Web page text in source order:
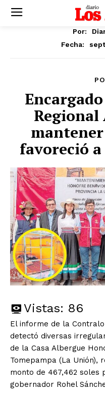
Por:
Fecha:
Regional
favoreció
Vistas: 86
El informe de la
detectó diversas
de la Casa Albergue
Tomepampa (La Unión),
monto de 467,462
gobernador Rohel